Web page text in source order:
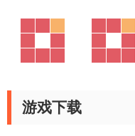
游戏下载